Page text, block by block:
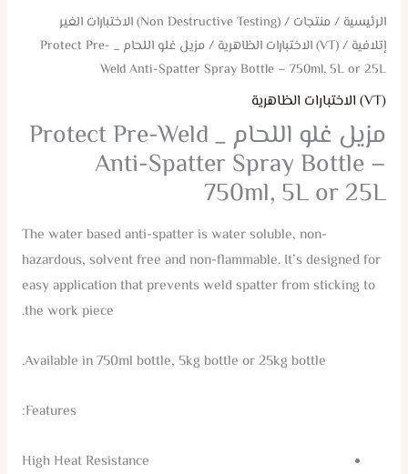
الرئيسية /منتجات /
(Non Destructive Testing) الاختبارات الغير
إتلافية /(VT) الاختبارات الظاهرية
/ مزيل غلو اللحام _ Protect Pre-
Weld Anti-Spatter Spray Bottle – 750ml, 5L or 25L
(VT) الاختبارات الظاهرية
مزيل غلو اللحام _ Protect Pre-Weld
Anti-Spatter Spray Bottle –
750ml, 5L or 25L
The water based anti-spatter is water soluble, non-
hazardous, solvent free and non-flammable. It’s designed for
easy application that prevents weld spatter from sticking to
the work piece.
Available in 750ml bottle, 5kg bottle or 25kg bottle.
Features:
High Heat Resistance
or
25L